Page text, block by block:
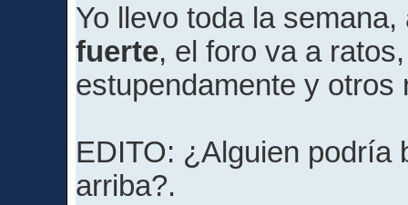
Yo llevo toda la
fuerte, el foro va a
estupendamente y otros
EDITO: ¿Alguien podría
arriba?.